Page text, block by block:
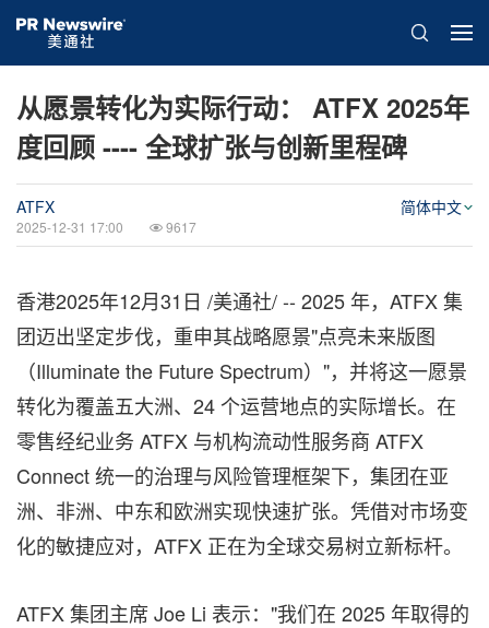
从愿景转化为实际行动： ATFX 2025年
度回顾 ---- 全球扩张与创新里程碑
ATFX
2025-12-31 17:00 9617
简体中文
香港2025年12月31日 /美通社/ -- 2025 年，ATFX 集
团迈出坚定步伐，重申其战略愿景"点亮未来版图
（Illuminate the Future Spectrum）"，并将这一愿景
转化为覆盖五大洲、24 个运营地点的实际增长。在
零售经纪业务 ATFX 与机构流动性服务商 ATFX
Connect 统一的治理与风险管理框架下，集团在亚
洲、非洲、中东和欧洲实现快速扩张。凭借对市场变
化的敏捷应对，ATFX 正在为全球交易树立新标杆。
ATFX 集团主席 Joe Li 表示："我们在 2025 年取得的